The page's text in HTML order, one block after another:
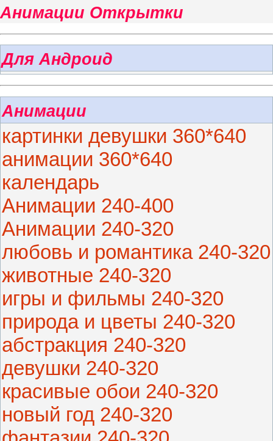
Анимации Открытки
Для Андроид
Анимации
картинки девушки 360*640
анимации 360*640
календарь
Анимации 240-400
Анимации 240-320
любовь и романтика 240-320
животные 240-320
игры и фильмы 240-320
природа и цветы 240-320
абстракция 240-320
девушки 240-320
красивые обои 240-320
новый год 240-320